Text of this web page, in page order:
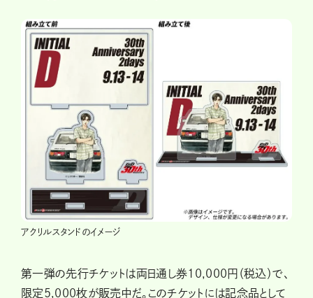
アクリルスタンドのイメージ
第一弾の先行チケットは両日通し券10,000円（税込）で、
限定5,000枚が販売中だ。このチケットには記念品として